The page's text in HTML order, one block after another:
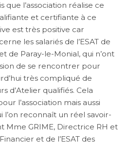
que l’association réalise ce
et certifiante à ce
est très positive car
les salariés de l’ESAT de
de Paray-le-Monial, qui n’ont
de se rencontrer pour
très compliqué de
d’Atelier qualifiés. Cela
l’association mais aussi
l’on reconnaît un réel savoir-
Mme GRIME, Directrice RH et
et de l’ESAT des